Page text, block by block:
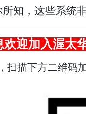
所知，这些系统
迎加入渥太
扫描下方二维码